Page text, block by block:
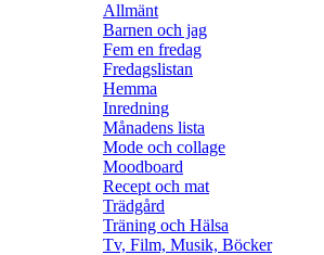
Allmänt
Barnen och jag
Fem en fredag
Fredagslistan
Hemma
Inredning
Månadens lista
Mode och collage
Moodboard
Recept och mat
Trädgård
Träning och Hälsa
Tv, Film, Musik, Böcker